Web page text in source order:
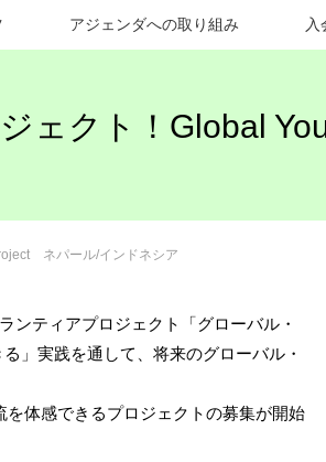
アジェンダへの取り組み 入
ェクト！Global
ネパール/インドネシア
ティアプロジェクト「グローバル・
」実践を通して、将来のグローバル・
体感できるプロジェクトの募集が開始